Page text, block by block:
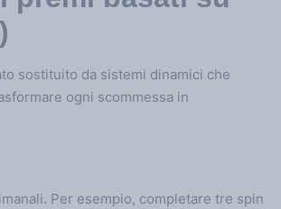
sostituito da sistemi dinamici che
ogni scommessa in
Per esempio, completare tre spin